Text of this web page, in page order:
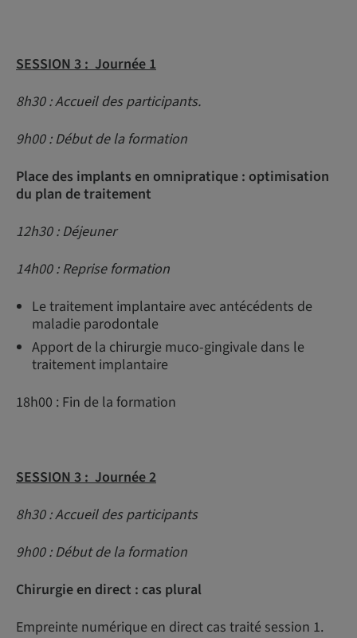
SESSION 3 : Journée 1
8h30 : Accueil des participants.
9h00 : Début de la formation
Place des implants en omnipratique : optimisation
du plan de traitement
12h30 : Déjeuner
14h00 : Reprise formation
Le traitement implantaire avec antécédents de
maladie parodontale
Apport de la chirurgie muco-gingivale dans le
traitement implantaire
18h00 : Fin de la formation
SESSION 3 : Journée 2
8h30 : Accueil des participants
9h00 : Début de la formation
Chirurgie en direct : cas plural
Empreinte numérique en direct cas traité session 1.